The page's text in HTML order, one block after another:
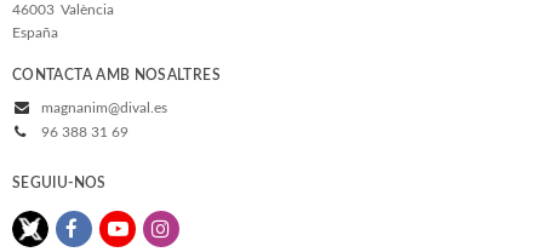
46003 València
España
CONTACTA AMB NOSALTRES
magnanim@dival.es
96 388 31 69
SEGUIU-NOS